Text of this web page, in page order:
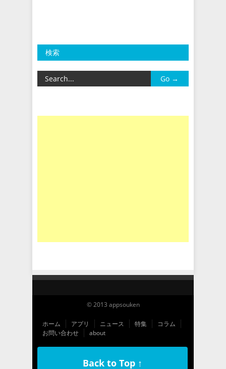
検索
© 2013 appsouken
ホーム アプリ ニュース 特集
コラム
お問い合わせ
about
Back to Top ↑